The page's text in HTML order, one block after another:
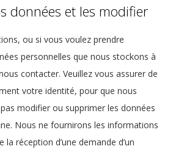
données et les modifier
ou si vous voulez prendre
personnelles que nous stockons à
contacter. Veuillez vous assurer de
votre identité, pour que nous
modifier ou supprimer les données
Nous ne fournirons les informations
réception d’une demande d’un